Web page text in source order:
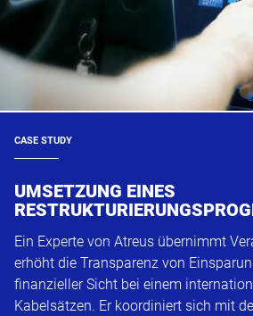
CASE STUDY
UMSETZUNG EINES
Ein Experte von Atreus übernimmt
erhöht die Transparenz von
finanzieller Sicht bei einem
Kabelsätzen. Er koordiniert sich mit